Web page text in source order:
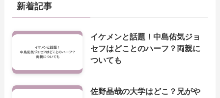
新着記事
イケメンと話題！中島佑気ジョ
セフはどことのハーフ？両親に
ついても
佐野晶哉の大学はどこ？兄がや